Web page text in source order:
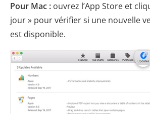
Pour Mac : ouvrez l’App Store et
jour » pour vérifier si une nouvelle
est disponible.